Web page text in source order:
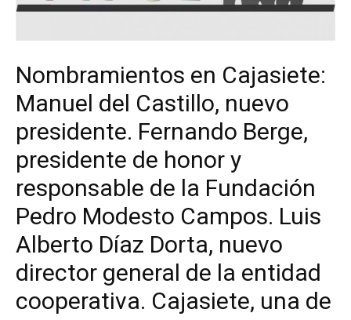
Nombramientos en Cajasiete:
Manuel del Castillo, nuevo
presidente. Fernando Berge,
presidente de honor y
responsable de la Fundación
Pedro Modesto Campos. Luis
Alberto Díaz Dorta, nuevo
director general de la entidad
cooperativa. Cajasiete, una de